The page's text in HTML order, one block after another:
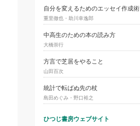
自分を変えるためのエッセイ作成術
重里徹也・助川幸逸郎
中高生のための本の読み方
大橋崇行
方言で芝居をやること
山田百次
統計で転ばぬ先の杖
島田めぐみ・野口裕之
ひつじ書房ウェブサイト